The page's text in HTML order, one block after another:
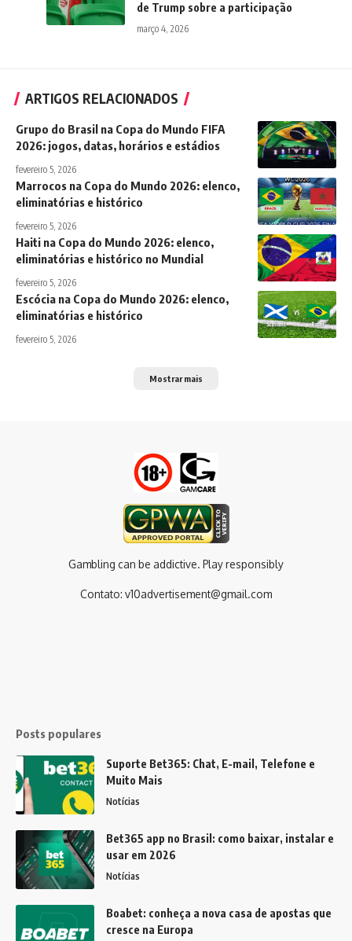
de Trump sobre a participação
março 4, 2026
ARTIGOS RELACIONADOS
Grupo do Brasil na Copa do Mundo FIFA
2026: jogos, datas, horários e estádios
fevereiro 5, 2026
Marrocos na Copa do Mundo 2026: elenco,
eliminatórias e histórico
fevereiro 5, 2026
Haiti na Copa do Mundo 2026: elenco,
eliminatórias e histórico no Mundial
fevereiro 5, 2026
Escócia na Copa do Mundo 2026: elenco,
eliminatórias e histórico
fevereiro 5, 2026
Mostrar mais
Gambling can be addictive. Play responsibly
Contato: v10advertisement@gmail.com
Posts populares
Suporte Bet365: Chat, E-mail, Telefone e
Muito Mais
Notícias
Bet365 app no Brasil: como baixar, instalar e
usar em 2026
Notícias
Boabet: conheça a nova casa de apostas que
cresce na Europa